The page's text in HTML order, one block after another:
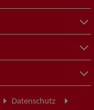
Datenschutz